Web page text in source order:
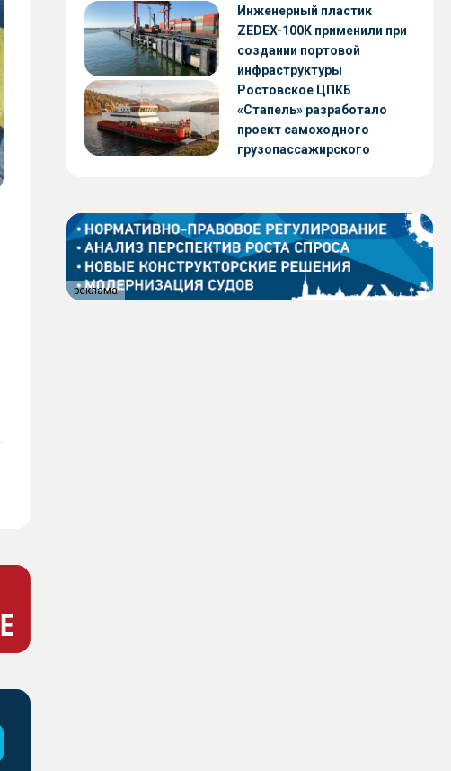
RSD59
Инженерный пластик
ZEDEX-100K применили при
создании портовой
инфраструктуры
Ростовское ЦПКБ
«Стапель» разработало
проект самоходного
грузопассажирского
реклама